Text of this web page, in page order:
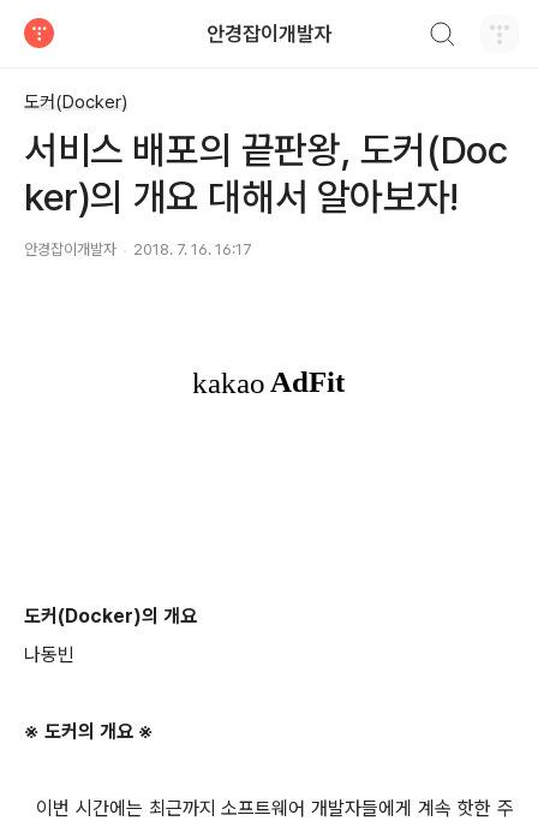
안경잡이개발자
도커(Docker)
서비스 배포의 끝판왕, 도커(Doc
ker)의 개요 대해서 알아보자!
안경잡이개발자 2018. 7. 16. 16:17
도커(Docker)의 개요
나동빈
※ 도커의 개요 ※
이번 시간에는 최근까지 소프트웨어 개발자들에게계속 핫한 주